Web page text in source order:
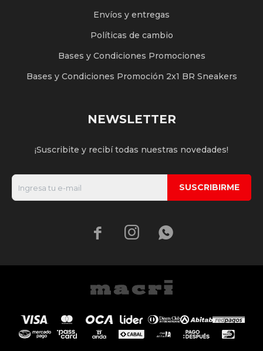
Envíos y entregas
Políticas de cambio
Bases y Condiciones Promociones
Bases y Condiciones Promoción 2x1 BR Sneakers
NEWSLETTER
¡Suscribite y recibí todas nuestras novedades!
SUSCRIBIRME
  